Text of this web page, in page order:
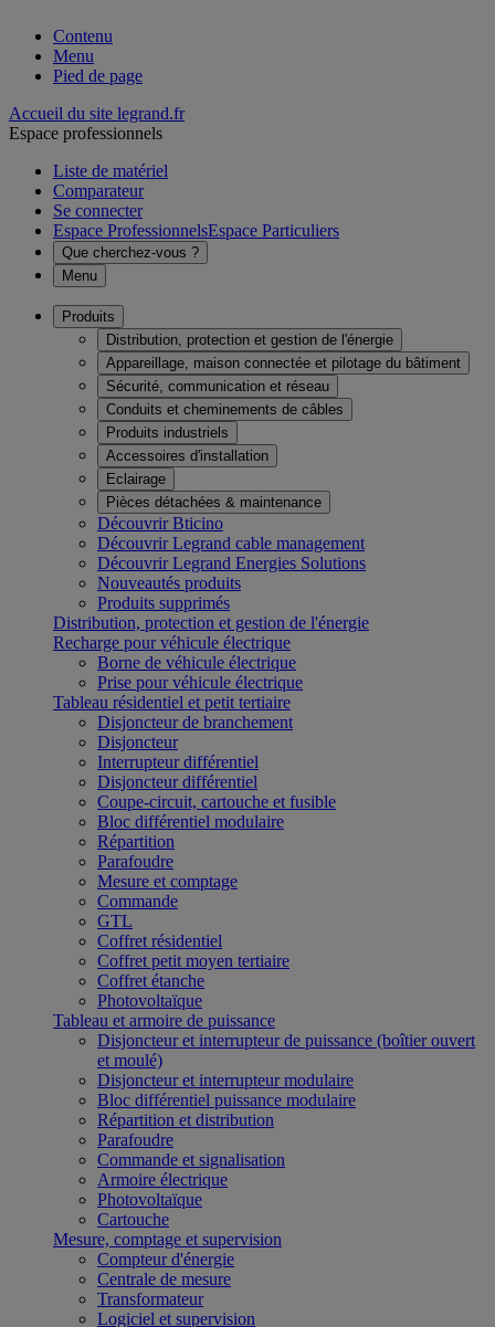
Contenu
Menu
Pied de page
Accueil du site legrand.fr
Espace professionnels
Liste de matériel
Comparateur
Se connecter
Espace ProfessionnelsEspace Particuliers
Que cherchez-vous ?
Menu
Produits
Distribution, protection et gestion de l'énergie
Appareillage, maison connectée et pilotage du bâtiment
Sécurité, communication et réseau
Conduits et cheminements de câbles
Produits industriels
Accessoires d'installation
Eclairage
Pièces détachées & maintenance
Découvrir Bticino
Découvrir Legrand cable management
Découvrir Legrand Energies Solutions
Nouveautés produits
Produits supprimés
Distribution, protection et gestion de l'énergie
Recharge pour véhicule électrique
Borne de véhicule électrique
Prise pour véhicule électrique
Tableau résidentiel et petit tertiaire
Disjoncteur de branchement
Disjoncteur
Interrupteur différentiel
Disjoncteur différentiel
Coupe-circuit, cartouche et fusible
Bloc différentiel modulaire
Répartition
Parafoudre
Mesure et comptage
Commande
GTL
Coffret résidentiel
Coffret petit moyen tertiaire
Coffret étanche
Photovoltaïque
Tableau et armoire de puissance
Disjoncteur et interrupteur de puissance (boîtier ouvert
et moulé)
Disjoncteur et interrupteur modulaire
Bloc différentiel puissance modulaire
Répartition et distribution
Parafoudre
Commande et signalisation
Armoire électrique
Photovoltaïque
Cartouche
Mesure, comptage et supervision
Compteur d'énergie
Centrale de mesure
Transformateur
Logiciel et supervision